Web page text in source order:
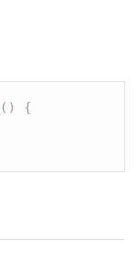
( )
{